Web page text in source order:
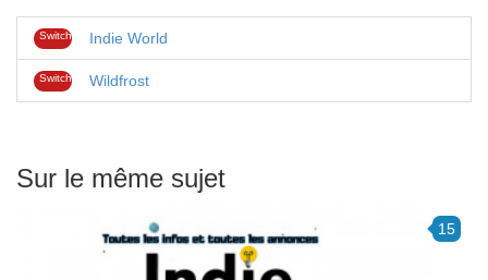
Switch Indie World
Switch Wildfrost
Sur le même sujet
15